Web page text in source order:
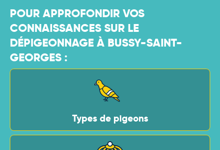
POUR APPROFONDIR VOS
CONNAISSANCES SUR LE
DÉPIGEONNAGE À BUSSY-SAINT-
GEORGES :
Types de pigeons